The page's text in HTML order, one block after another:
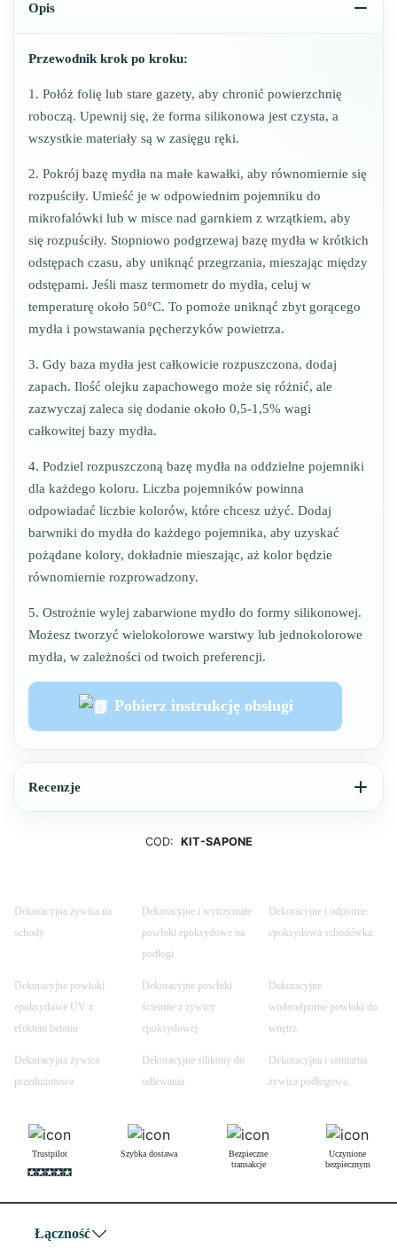
Opis
Przewodnik krok po kroku:
1. Połóż folię lub stare gazety, aby chronić powierzchnię
roboczą. Upewnij się, że forma silikonowa jest czysta, a
wszystkie materiały są w zasięgu ręki.
2. Pokrój bazę mydła na małe kawałki, aby równomiernie się
rozpuściły. Umieść je w odpowiednim pojemniku do
mikrofalówki lub w misce nad garnkiem z wrzątkiem, aby
się rozpuściły. Stopniowo podgrzewaj bazę mydła w krótkich
odstępach czasu, aby uniknąć przegrzania, mieszając między
odstępami. Jeśli masz termometr do mydła, celuj w
temperaturę około 50°C. To pomoże uniknąć zbyt gorącego
mydła i powstawania pęcherzyków powietrza.
3. Gdy baza mydła jest całkowicie rozpuszczona, dodaj
zapach. Ilość olejku zapachowego może się różnić, ale
zazwyczaj zaleca się dodanie około 0,5-1,5% wagi
całkowitej bazy mydła.
4. Podziel rozpuszczoną bazę mydła na oddzielne pojemniki
dla każdego koloru. Liczba pojemników powinna
odpowiadać liczbie kolorów, które chcesz użyć. Dodaj
barwniki do mydła do każdego pojemnika, aby uzyskać
pożądane kolory, dokładnie mieszając, aż kolor będzie
równomiernie rozprowadzony.
5. Ostrożnie wylej zabarwione mydło do formy silikonowej.
Możesz tworzyć wielokolorowe warstwy lub jednokolorowe
mydła, w zależności od twoich preferencji.
Pobierz instrukcję obsługi
Recenzje
COD: KIT-SAPONE
Dekoracyjna żywica na
schody
Dekoracyjne i wytrzymałe
powłoki epoksydowe na
podłogi
Dekoracyjne i odpornie
epoksydowa schodówka.
Dekoracyjne powłoki
epoksydowe UV z
efektem betonu
Dekoracyjne powłoki
ściennie z żywicy
epoksydowej
Dekoracyjne
wodoodporne powłoki do
wnętrz
Dekoracyjna żywica
przedmiotowa
Dekoracyjne silikony do
odlewania
Dekoracyjna i sanitarna
żywica podłogowa.
Trustpilot Szybka dostawa
Bezpieczne
transakcje
Uczynione
bezpiecznym
Łączność